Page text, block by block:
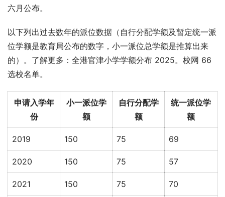
六月公布。
以下列出过去数年的派位数据（自行分配学额及暂定统一派
位学额是教育局公布的数字，小一派位总学额是推算出来
的）。了解更多：全港官津小学学额分布 2025。校网 66
选校名单。
申请入学年
份
小一派位学
额
自行分配学
额
统一派位学
额
2019 150 75 69
2020 150 75 57
2021 150 75 70